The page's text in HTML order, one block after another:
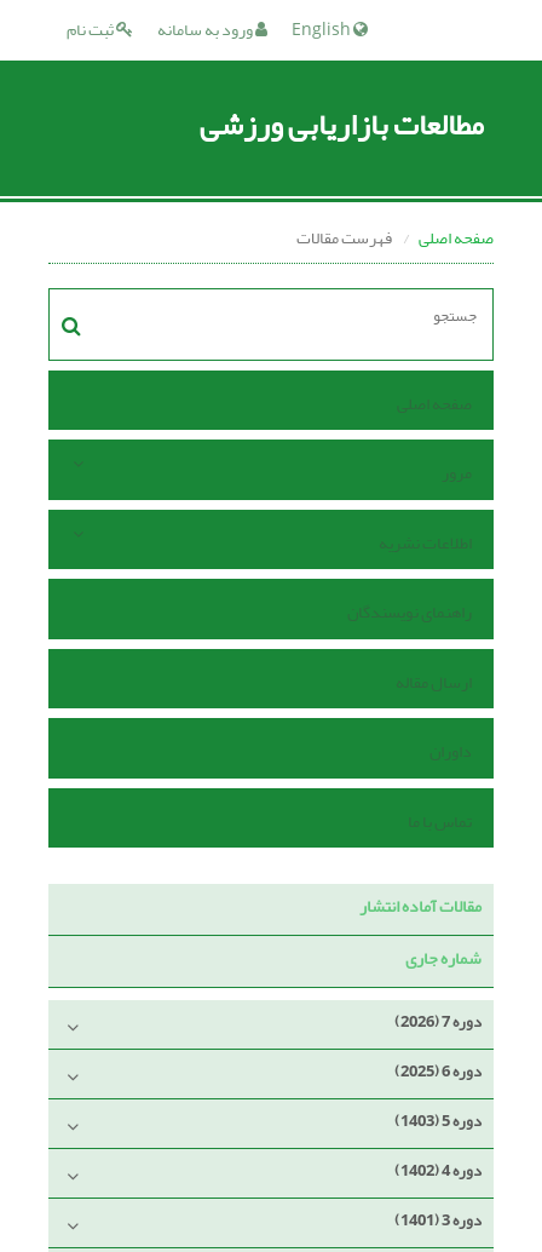
ثبت نام ورود به سامانه
مطالعات بازاریابی ورزشی
صفحه اصلی فهرست مقالات
صفحه اصلی
مرور
اطلاعات نشریه
راهنمای نویسندگان
ارسال مقاله
داوران
تماس با ما
مقالات آماده انتشار
شماره جاری
دوره 7 (2026)
دوره 6 (2025)
دوره 5 (1403)
دوره 4 (1402)
دوره 3 (1401)